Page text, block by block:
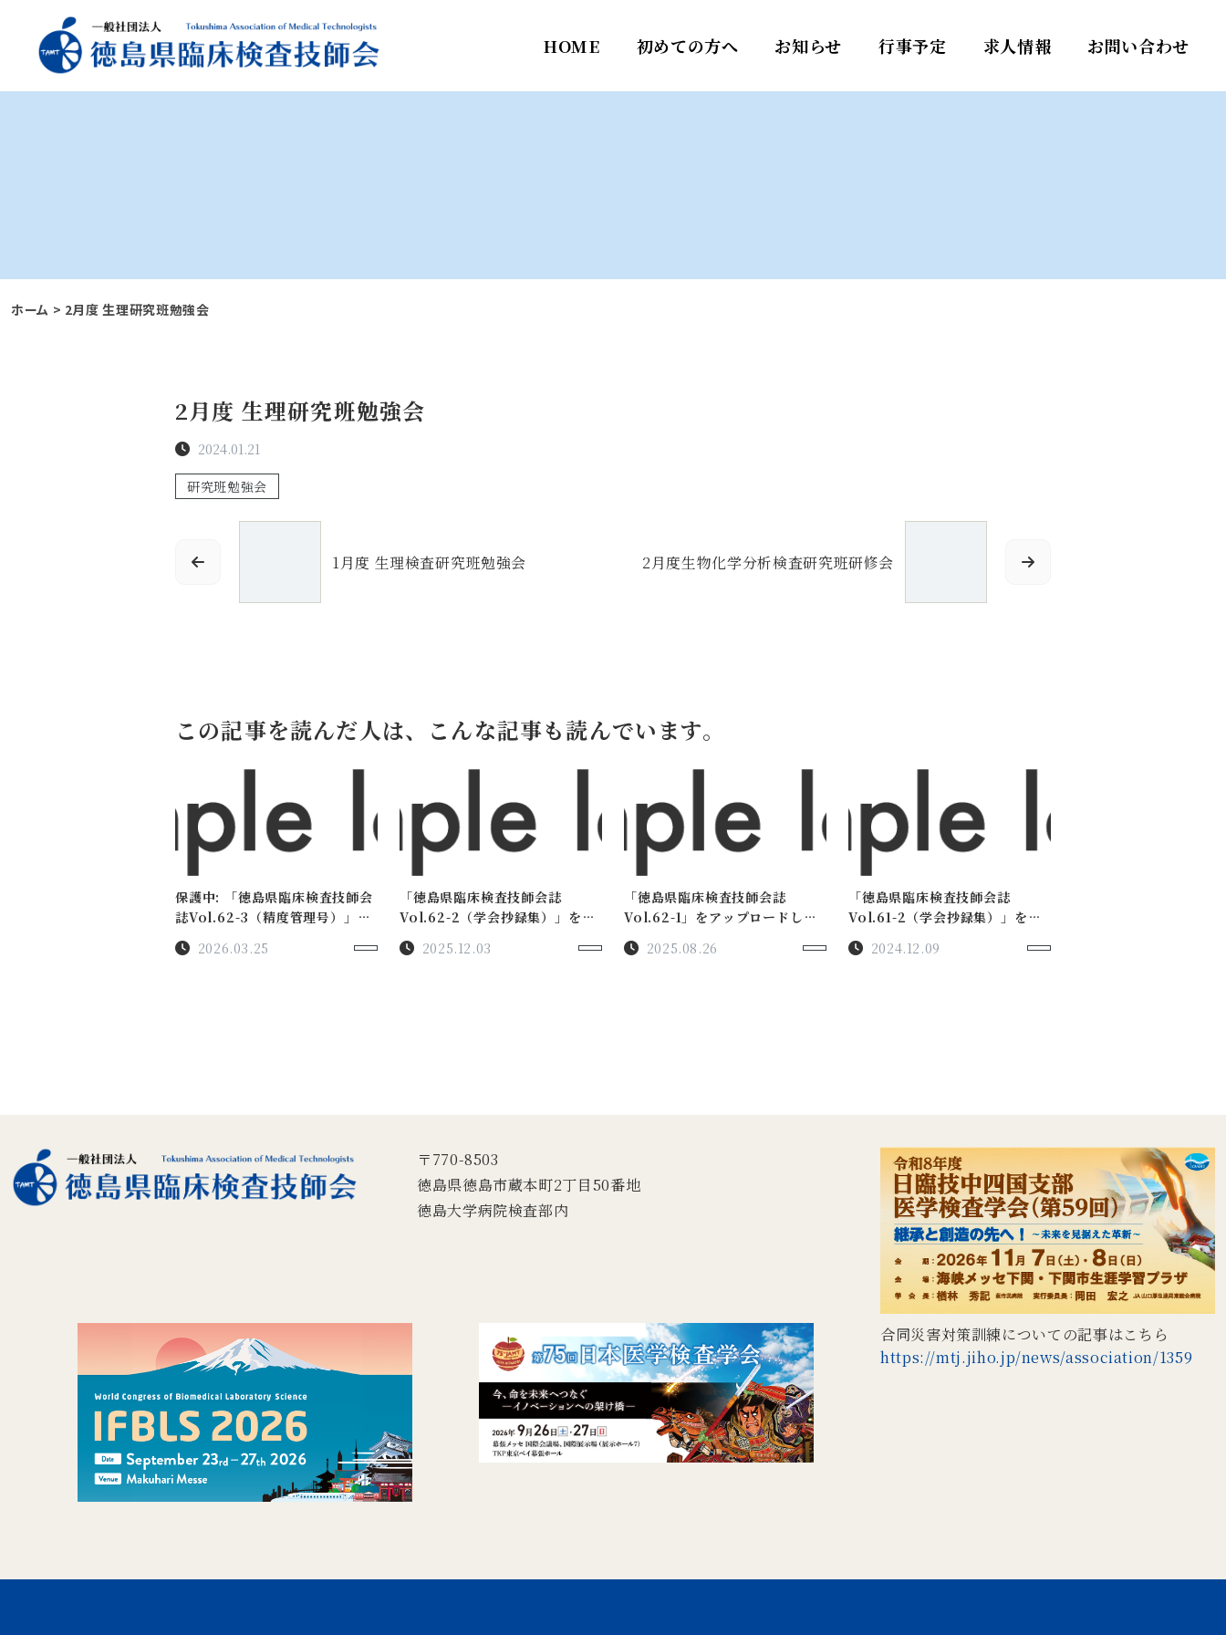
HOME 初めての方へ お知らせ 行事予定 求人情報 お問い合わせ
ホーム > 2月度 生理研究班勉強会
2月度 生理研究班勉強会
2024.01.21
研究班勉強会
1月度 生理検査研究班勉強会 2月度生物化学分析検査研究班研修会
この記事を読んだ人は、こんな記事も読んでいます。
保護中: 「徳島県臨床検査技師会
誌Vol.62-3（精度管理号）」を
アップロードしました。
2026.03.25
「徳島県臨床検査技師会誌
Vol.62-2（学会抄録集）」をア
ップロードしました。
2025.12.03
「徳島県臨床検査技師会誌
Vol.62-1」をアップロードしま
した。
2025.08.26
「徳島県臨床検査技師会誌
Vol.61-2（学会抄録集）」をア
ップロードしました。
2024.12.09
〒770-8503
徳島県徳島市蔵本町2丁目50番地
徳島大学病院検査部内
合同災害対策訓練についての記事はこちら
https://mtj.jiho.jp/news/association/1359